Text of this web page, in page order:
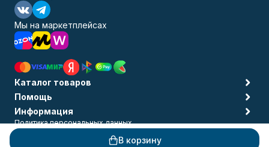
В корзину
Мы на маркетплейсах
Каталог товаров
Помощь
Информация
Политика персональных данных
© 2009-2026 MSANTEH